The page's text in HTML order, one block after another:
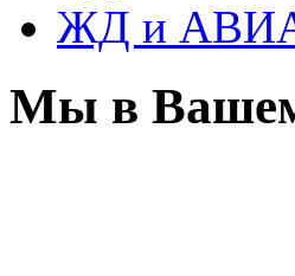
ЖД и
Мы в Вашем